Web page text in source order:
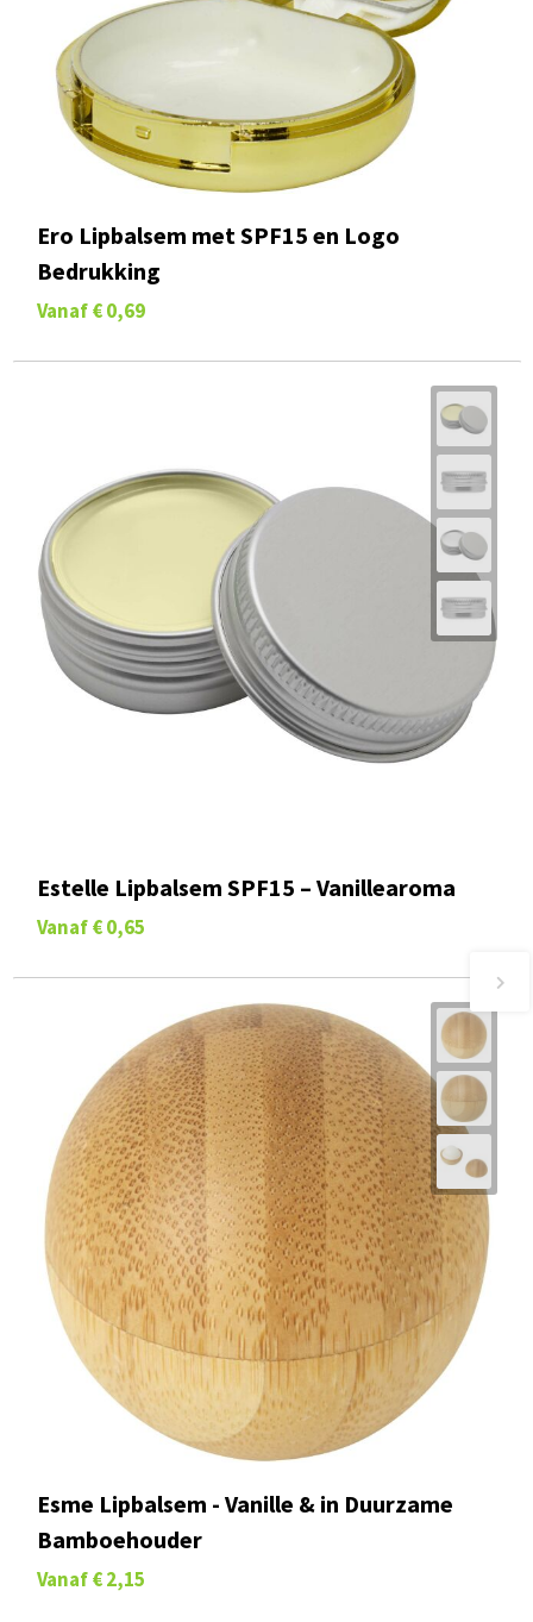
Ero Lipbalsem met SPF15 en Logo
Bedrukking
Vanaf € 0,69
Estelle Lipbalsem SPF15 – Vanillearoma
Vanaf € 0,65
Esme Lipbalsem - Vanille & in Duurzame
Bamboehouder
Vanaf € 2,15